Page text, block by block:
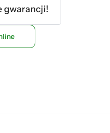
gwarancji!